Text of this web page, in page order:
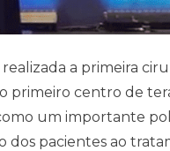
a primeira
centro de
um importante
dos pacientes ao